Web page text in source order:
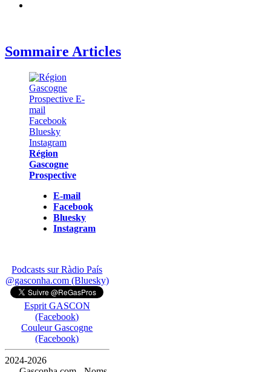
Sommaire Articles
Région
Gascogne
Prospective
E-mail
Facebook
Bluesky
Instagram
Podcasts sur Ràdio País
@gasconha.com (Bluesky)
Esprit GASCON
(Facebook)
Couleur Gascogne
(Facebook)
2024-2026